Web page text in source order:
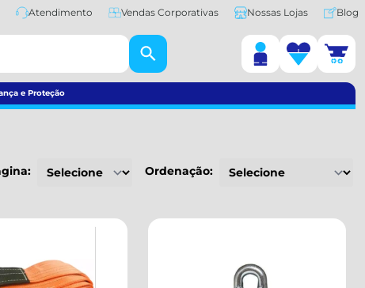
Atendimento Vendas Corporativas Nossas Lojas Blog
e Proteção
Ordenação: